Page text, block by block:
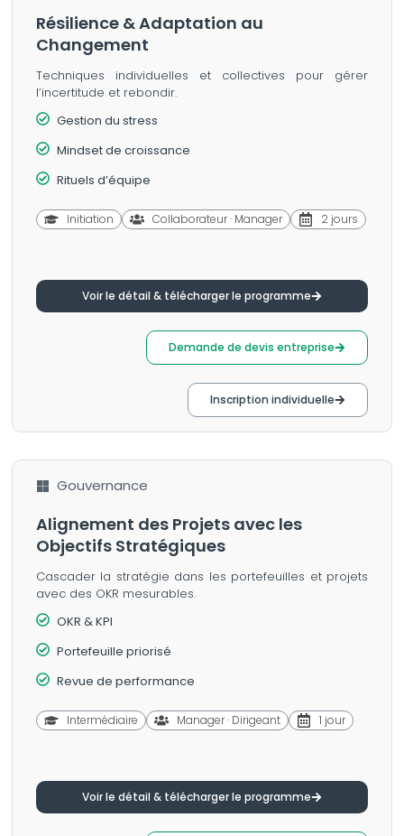
Résilience & Adaptation au
Changement
Techniques individuelles et collectives pour gérer
l’incertitude et rebondir.
Gestion du stress
Mindset de croissance
Rituels d’équipe
Initiation Collaborateur · Manager 2 jours
Voir le détail & télécharger le programme
Demande de devis entreprise
Inscription individuelle
Gouvernance
Alignement des Projets avec les
Objectifs Stratégiques
Cascader la stratégie dans les portefeuilles et projets
avec des OKR mesurables.
OKR & KPI
Portefeuille priorisé
Revue de performance
Intermédiaire Manager · Dirigeant 1 jour
Voir le détail & télécharger le programme